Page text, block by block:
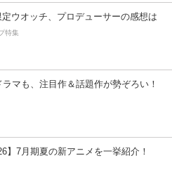
定ウオッチ、プロデューサーの感想は
特集
マも、注目作＆話題作が勢ぞろい！
】7月期夏の新アニメを一挙紹介！